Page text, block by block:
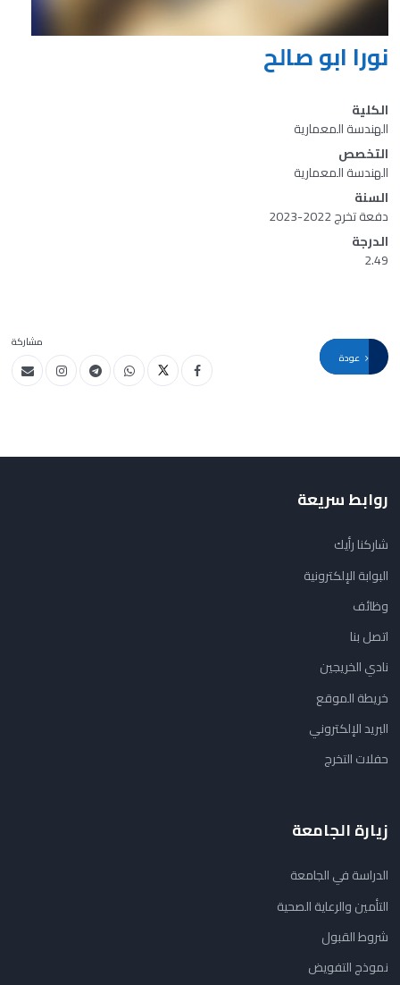
نورا ابو صالح
الكلية
الهندسة المعمارية
التخصص
الهندسة المعمارية
السنة
دفعة تخرج 2022-2023
الدرجة
2.49
مشاركة
روابط سريعة
شاركنا رأيك
البوابة الإلكترونية
وظائف
اتصل بنا
نادي الخريجين
خريطة الموقع
البريد الإلكتروني
حفلات التخرج
زيارة الجامعة
الدراسة في الجامعة
التأمين والرعاية الصحية
شروط القبول
نموذج التفويض